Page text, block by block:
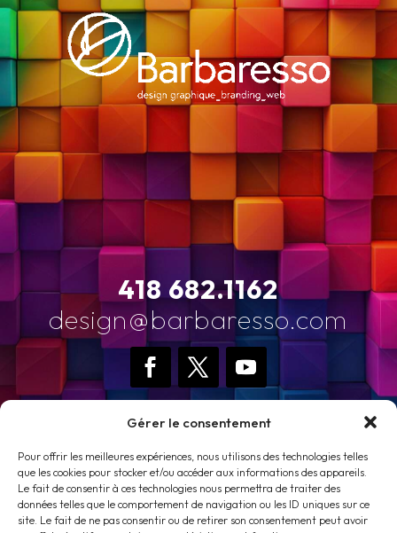
Gérer le consentement
Pour offrir les meilleures expériences, nous utilisons des technologies telles
que les cookies pour stocker et/ou accéder aux informations des appareils.
Le fait de consentir à ces technologies nous permettra de traiter des
données telles que le comportement de navigation ou les ID uniques sur ce
site. Le fait de ne pas consentir ou de retirer son consentement peut avoir
418 682.1162
design@barbaresso.com